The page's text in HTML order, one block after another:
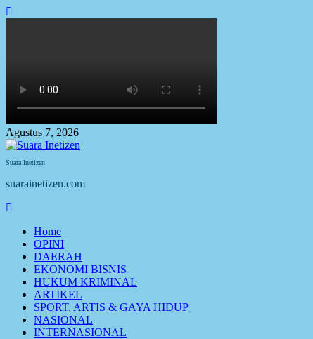
Skip
Agustus 7, 2026
Suara Inetizen
suarainetizen.com
Home
OPINI
DAERAH
EKONOMI BISNIS
HUKUM KRIMINAL
ARTIKEL
SPORT, ARTIS & GAYA HIDUP
NASIONAL
INTERNASIONAL